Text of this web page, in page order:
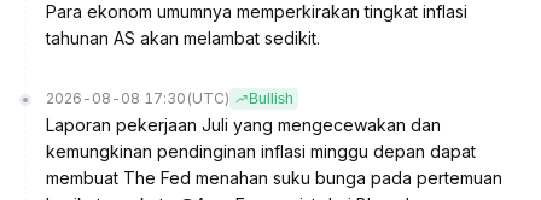
Para ekonom umumnya memperkirakan tingkat inflasi
tahunan AS akan melambat sedikit.
2026-08-08 17:30 (UTC) Bullish
Laporan pekerjaan Juli yang mengecewakan dan
kemungkinan pendinginan inflasi minggu depan dapat
membuat The Fed menahan suku bunga pada pertemuan